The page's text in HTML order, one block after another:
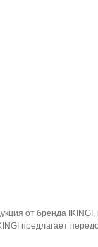
от бренда
предлагает